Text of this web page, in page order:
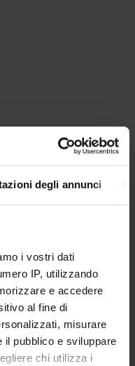
degli annunci
i vostri dati
IP, utilizzando
e accedere
al fine di
misurare
il pubblico e sviluppare
chi utilizza i